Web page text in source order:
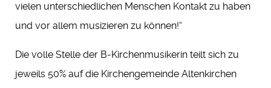
vielen unterschiedlichen Menschen Kontakt zu haben
und vor allem musizieren zu können!“
Die volle Stelle der B-Kirchenmusikerin teilt sich zu
jeweils 50% auf die Kirchengemeinde Altenkirchen